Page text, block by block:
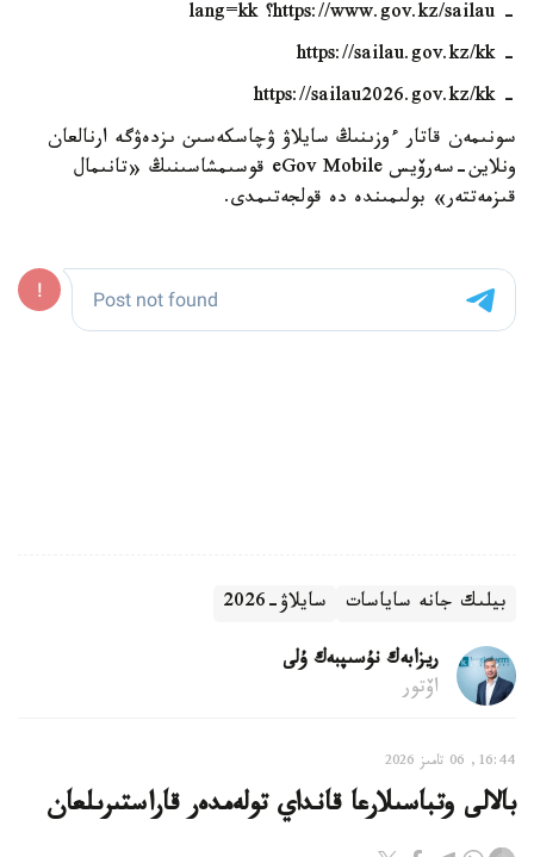
- https://www.gov.kz/sailau؟ lang=kk
- https://sailau.gov.kz/kk
- https://sailau2026.gov.kz/kk
سونىمەن قاتار ءوزىنىڭ سايلاۋ ۋچاسكەسىن ىزدەۋگە ارنالعان
ونلاين-سەرۆيس eGov Mobile قوسىمشاسىنىڭ «تانىمال
قىزمەتتەر» بولىمىندە دە قولجەتىمدى.
بيلىك جانە ساياسات سايلاۋ-2026
ريزابەك نۇسىپبەك ۇلى
اۆتور
16:44, 06 تامىز 2026
بالالى وتباسىلارعا قانداي تولەمدەر قاراستىرىلعان